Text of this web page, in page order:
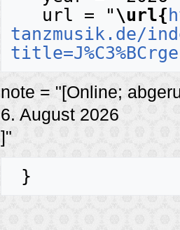
   url = "
\url{
tanzmusik.de/
note = "[Online;
6. August 2026
]"